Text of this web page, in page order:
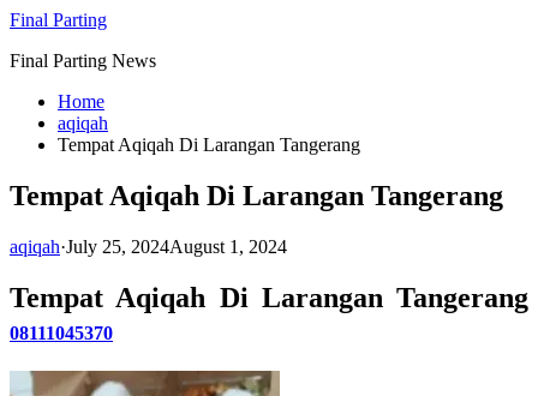
Skip
content
Final Parting
Final Parting News
Home
aqiqah
Tempat Aqiqah Di Larangan Tangerang
Tempat Aqiqah Di Larangan Tangerang
aqiqah·July 25, 2024August 1, 2024
Tempat Aqiqah Di Larangan Tangerang
08111045370